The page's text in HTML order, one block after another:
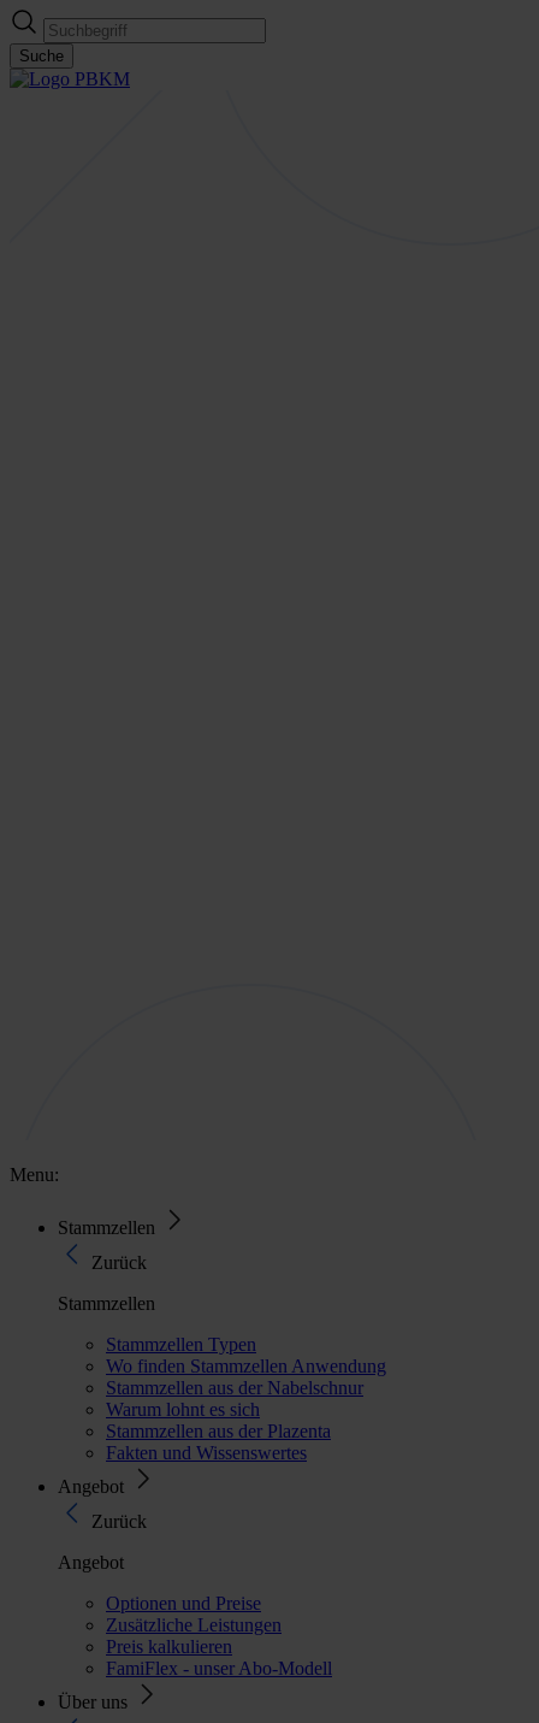
Suche
Menu:
Stammzellen
Zurück
Stammzellen
Stammzellen Typen
Wo finden Stammzellen Anwendung
Stammzellen aus der Nabelschnur
Warum lohnt es sich
Stammzellen aus der Plazenta
Fakten und Wissenswertes
Angebot
Zurück
Angebot
Optionen und Preise
Zusätzliche Leistungen
Preis kalkulieren
FamiFlex - unser Abo-Modell
Über uns